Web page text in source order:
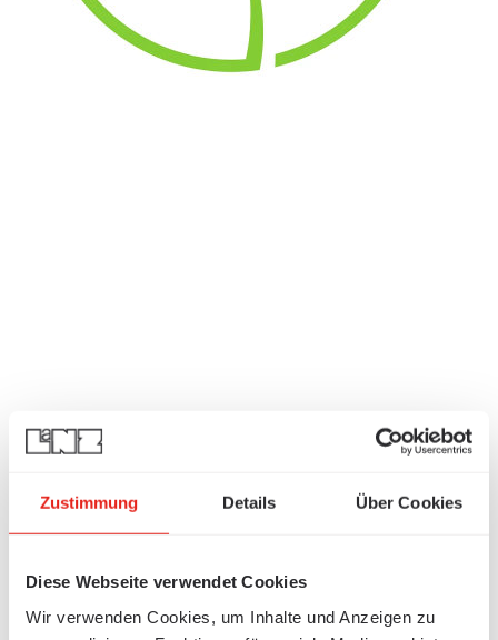
Zustimmung Details Über Cookies
Diese Webseite verwendet Cookies
Wir verwenden Cookies, um Inhalte und Anzeigen zu